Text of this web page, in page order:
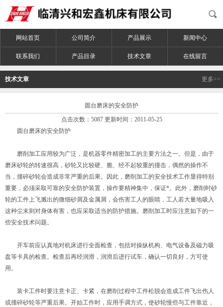
网站首页 公司简介 产品展示 新闻中心
联系我们 产品目录 技术文章 在线留言
技术文章 更多>>
圆台磨床的安全防护
点击次数：5087 更新时间：2011-05-25
圆台磨床的安全防护
磨削加工应用较为广泛，是机器零件精密加工的主要方法之一。但是，由于
磨床砂轮的转速很高，砂轮又比较硬、脆、经不起较重的撞击，偶然的操作不
当，撞碎砂轮会造成非常严重的后果。因此，磨削加工的安全技术工作显得特别
重要，必须采取可靠的安全防护装置，操作要精神集中，保证*。此外，磨削时砂
轮的工件上飞溅出的微细砂屑及金属屑，会伤害工人的眼睛，工人若大量地吸入
这种尘末则对身体有害，也应采取适当的防护措施。磨削加工时应注意如下的一
些安全技术问题。
开车前应认真地对机床进行全面检查，包括对操纵机构、电气设备及磁力吸
盘等卡具的检查。检查后再经润滑，润滑后进行试车，确认一切良好，方可使
用。
装卡工件时要注意卡正、卡紧，在磨削过程中工件松脱会造成工件飞出伤人
或撞碎砂轮等严重后果。开始工作时，应用手调方式，使砂轮慢些与工件靠近，